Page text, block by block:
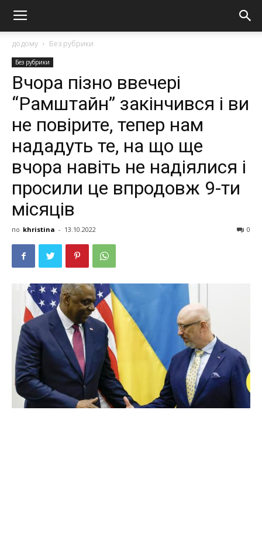
додому Без рубрики
Без рубрики
Вчора пізно ввечері
“Рамштайн” закінчився і ви
не повірите, тепер нам
нададуть те, на що ще
вчора навіть не надіялися і
просили це впродовж 9-ти
місяців
по khristina - 13.10.2022 0